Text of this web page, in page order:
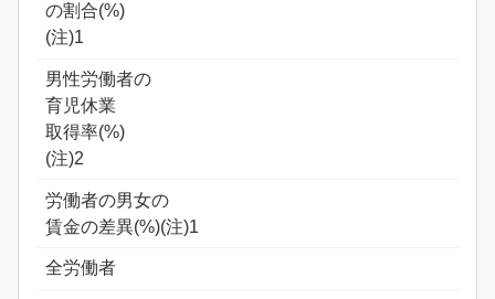
の割合(%)
(注)1
男性労働者の
育児休業
取得率(%)
(注)2
労働者の男女の
賃金の差異(%)(注)1
全労働者